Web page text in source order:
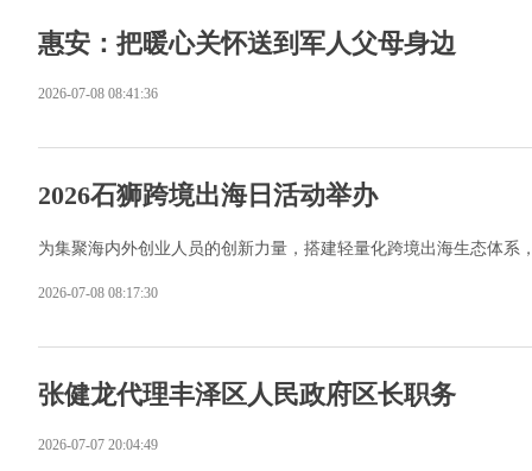
惠安：把暖心关怀送到军人父母身边
2026-07-08 08:41:36
2026石狮跨境出海日活动举办
为集聚海内外创业人员的创新力量，搭建轻量化跨境出海生态体系
2026-07-08 08:17:30
张健龙代理丰泽区人民政府区长职务
2026-07-07 20:04:49